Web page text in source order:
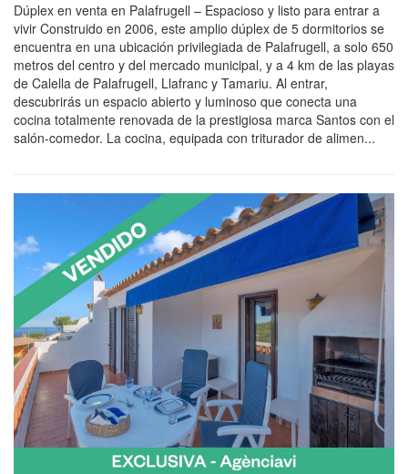
Dúplex en venta en Palafrugell – Espacioso y listo para entrar a
vivir Construido en 2006, este amplio dúplex de 5 dormitorios se
encuentra en una ubicación privilegiada de Palafrugell, a solo 650
metros del centro y del mercado municipal, y a 4 km de las playas
de Calella de Palafrugell, Llafranc y Tamariu. Al entrar,
descubrirás un espacio abierto y luminoso que conecta una
cocina totalmente renovada de la prestigiosa marca Santos con el
salón-comedor. La cocina, equipada con triturador de alimen...